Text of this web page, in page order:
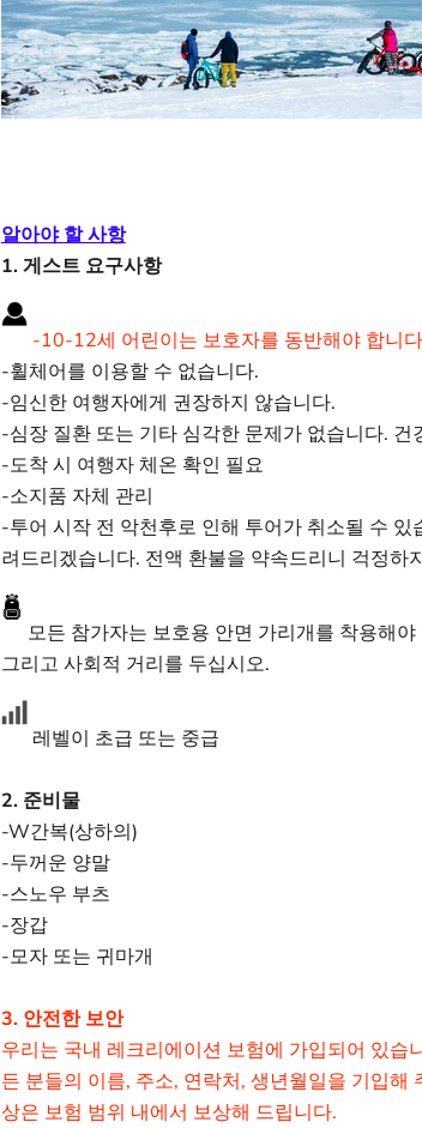
알아야 할 사항
1. 게스트 요구사항
-10-12세 어린이는 보호자를 동반해야 합니
-휠체어를 이용할 수 없습니다.
-임신한 여행자에게 권장하지 않습니다.
-심장 질환 또는 기타 심각한 문제가 없습니다. 건
-도착 시 여행자 체온 확인 필요
-소지품 자체 관리
-투어 시작 전 악천후로 인해 투어가 취소될 수
려드리겠습니다. 전액 환불을 약속드리니 걱정하
모든 참가자는 보호용 안면 가리개를 착용해야
그리고 사회적 거리를 두십시오.
레벨이 초급 또는 중급
2. 준비물
-W간복(상하의)
-두꺼운 양말
-스노우 부츠
-장갑
-모자 또는 귀마개
3. 안전한 보안
우리는 국내 레크리에이션 보험에 가입되어 있습
든 분들의 이름, 주소, 연락처, 생년월일을 기입해
상은 보험 범위 내에서 보상해 드립니다.